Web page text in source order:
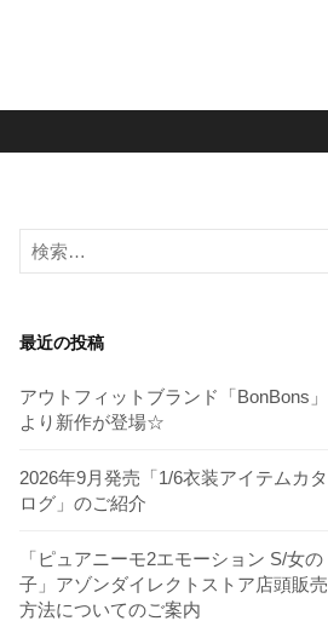
検
索:
最近の投稿
アウトフィットブランド「BonBons」
より新作が登場☆
2026年9月発売「1/6衣装アイテムカタ
ログ」のご紹介
「ピュアニーモ2エモーション S/女の
子」アゾンダイレクトストア店頭販売
方法についてのご案内